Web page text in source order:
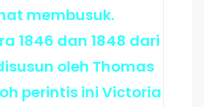
membusuk.
1846 dan 1848 dari
oleh Thomas
perintis ini Victoria